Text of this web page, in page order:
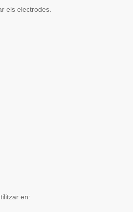
els electrodes.
en: